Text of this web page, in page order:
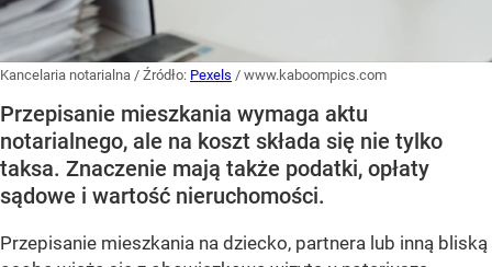
Kancelaria notarialna / Źródło: Pexels / www.kaboompics.com
Przepisanie mieszkania wymaga aktu
notarialnego, ale na koszt składa się nie tylko
taksa. Znaczenie mają także podatki, opłaty
sądowe i wartość nieruchomości.
Przepisanie mieszkania na dziecko, partnera lub inną bliską